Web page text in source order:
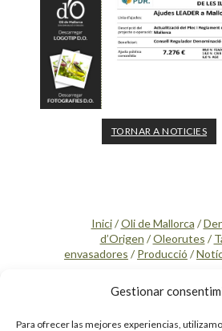
Gestionar
Para ofrecer las mejores experiencias,
TORNAR A NOTICIES
Inici/Oli de Mallorca /
d’Origen /Oleorutes /
envasadores / Producció /
SEGUEIX-NOS